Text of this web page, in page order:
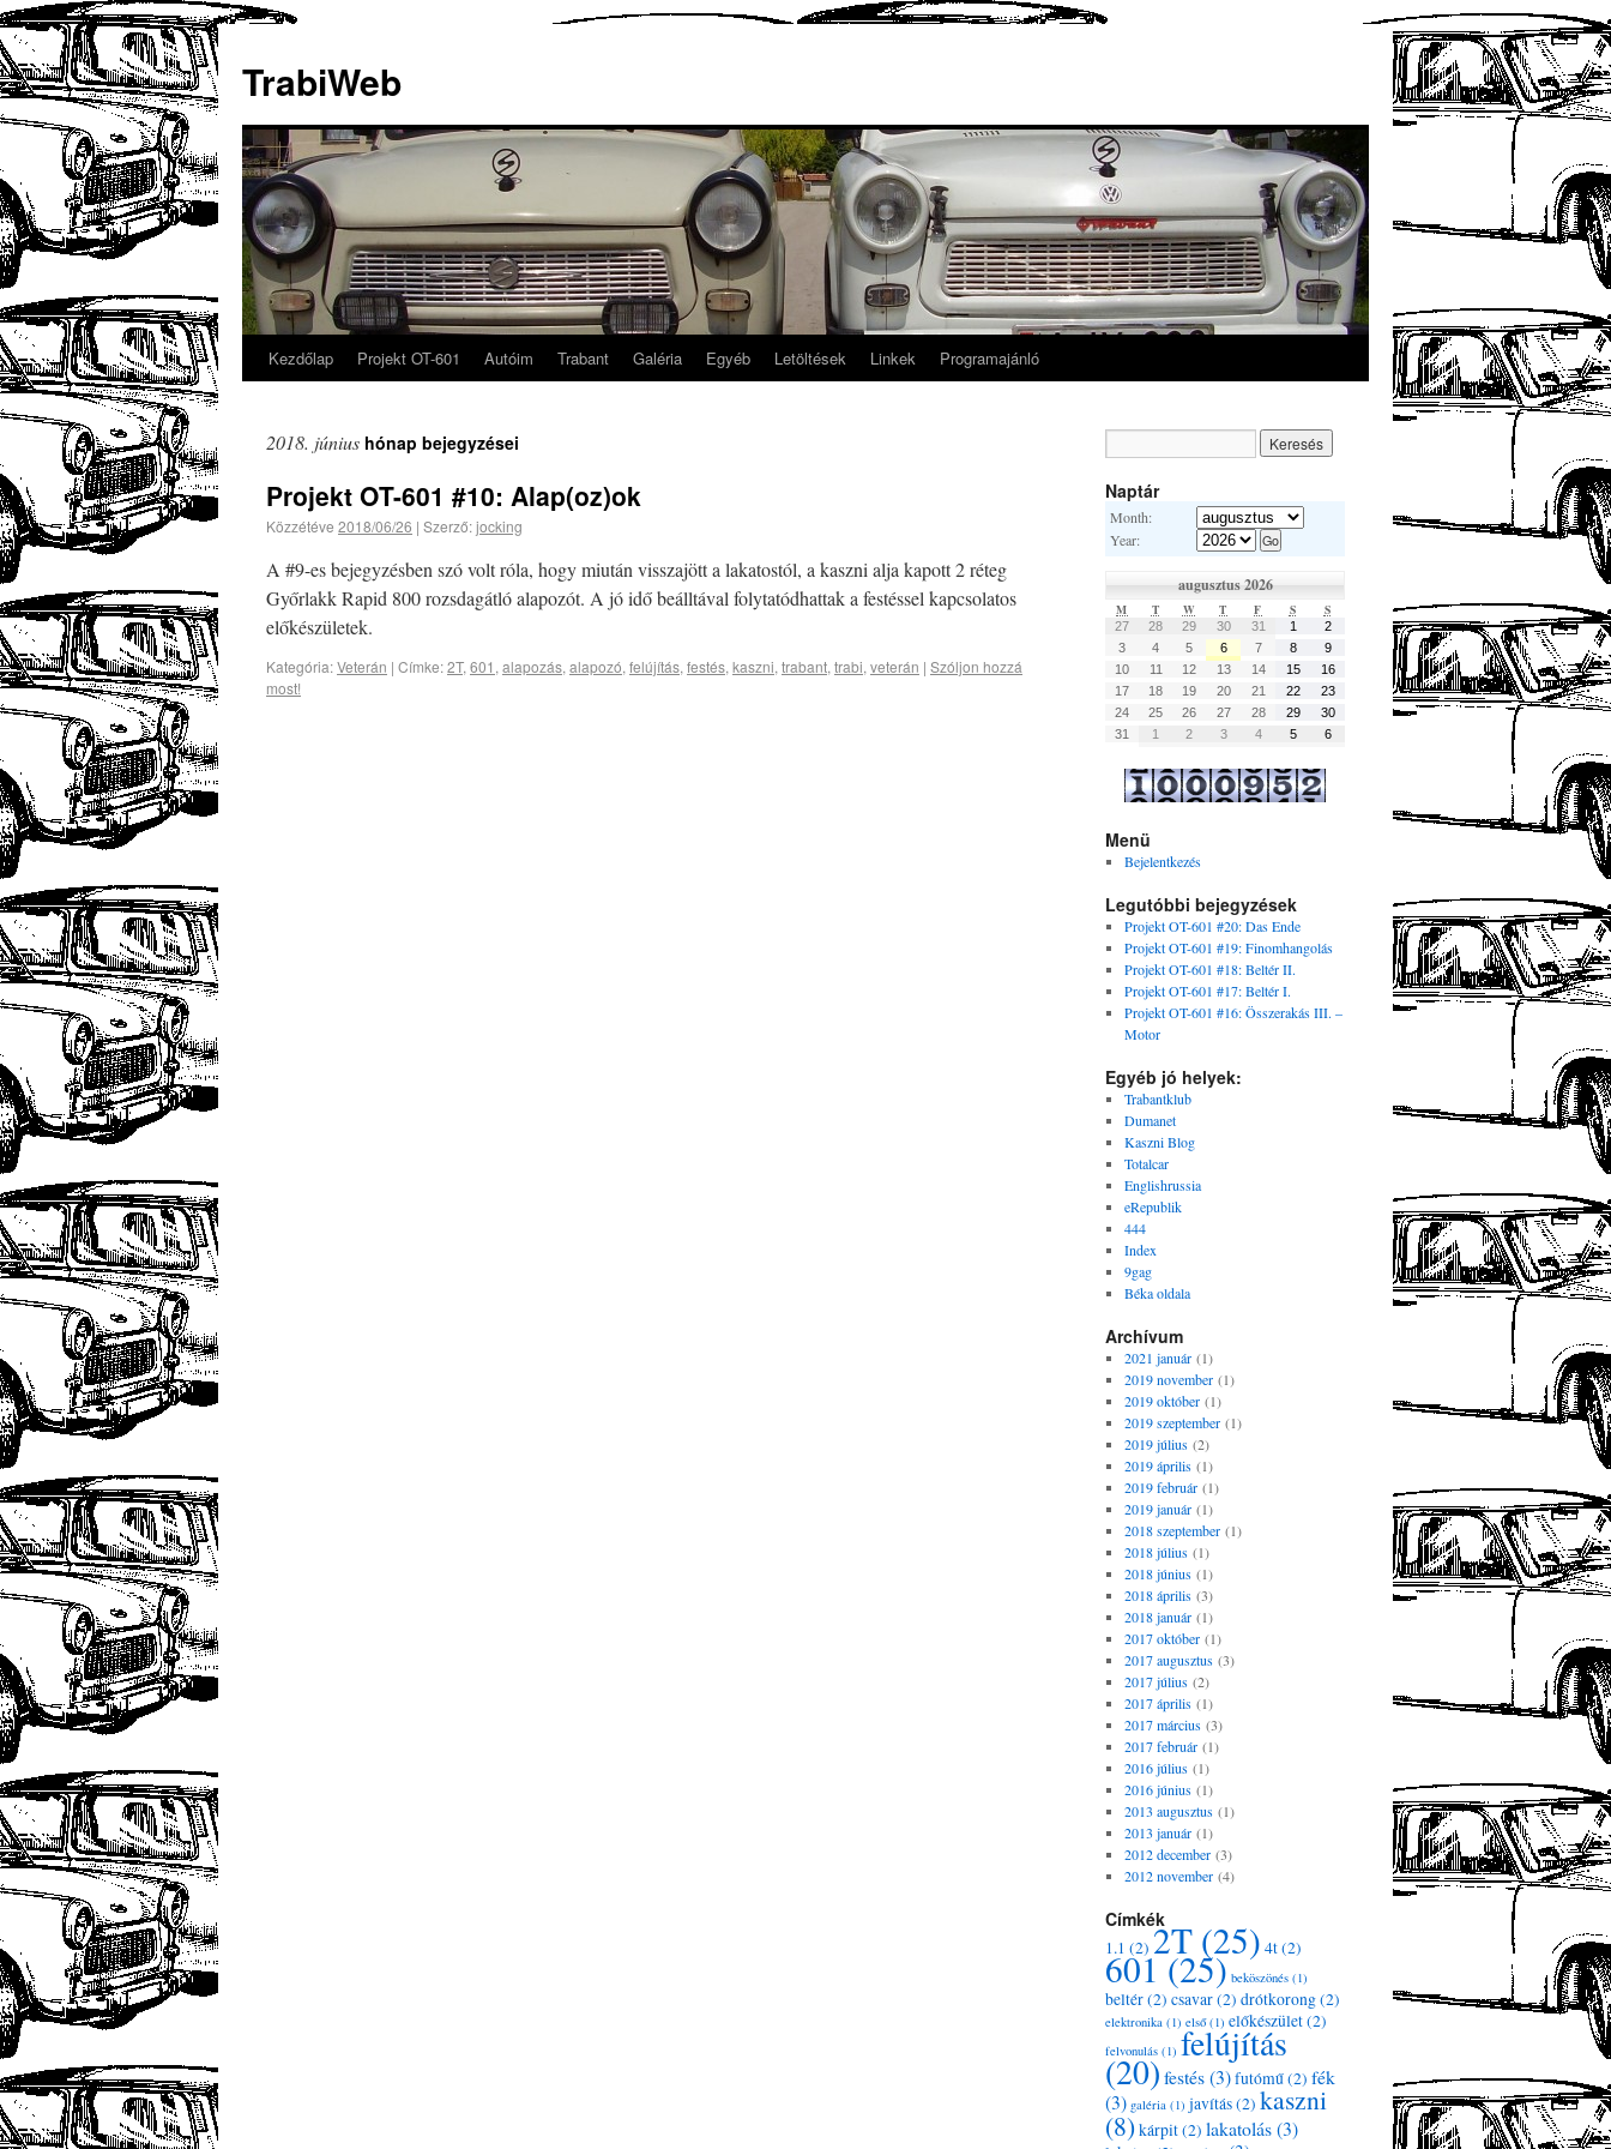
TrabiWeb
Kezdőlap Projekt OT-601 Autóim Trabant Galéria Egyéb Letöltések Linkek Programajánló
2018. június hónap bejegyzései
Projekt OT-601 #10: Alap(oz)ok
Közzétéve 2018/06/26 | Szerző:jocking
A #9-es bejegyzésben szó volt róla, hogy miután visszajött a lakatostól, a kaszni alja kapott 2 réteg
Győrlakk Rapid 800 rozsdagátló alapozót. A jó idő beálltával folytatódhattak a festéssel kapcsolatos
előkészületek.
Kategória:Veterán | Címke:2T, 601 , alapozás, alapozó, felújítás, festés, kaszni, trabant, trabi, veterán | Szóljon hozzá
most!
Naptár
Month:
Year:
augusztus 2026
M T W T F S S
27 28 29 30 31 1
2
3
4 5 6 7 8
9
10
11 12 13 14 15
16
17
18 19 20 21 22
23
24
25 26 27 28 29
30
31
1 2 3 4 5 6
Menü
Bejelentkezés
Legutóbbi bejegyzések
Projekt OT-601 #20: Das Ende
Projekt OT-601 #19: Finomhangolás
Projekt OT-601 #18: Beltér II.
Projekt OT-601 #17: Beltér I.
Projekt OT-601 #16: Összerakás III. –
Motor
Egyéb jó helyek:
Trabantklub
Dumanet
Kaszni Blog
Totalcar
Englishrussia
eRepublik
444
Index
9gag
Béka oldala
Archívum
2021 január(1)
2019 november(1)
2019 október(1)
2019 szeptember(1)
2019 július(2)
2019 április(1)
2019 február(1)
2019 január(1)
2018 szeptember(1)
2018 július(1)
2018 június(1)
2018 április(3)
2018 január(1)
2017 október(1)
2017 augusztus(3)
2017 július(2)
2017 április(1)
2017 március(3)
2017 február(1)
2016 július(1)
2016 június(1)
2013 augusztus(1)
2013 január(1)
2012 december(3)
2012 november(4)
Címkék
1.1 (2) 2T (25) 4t(2)
601(25) beköszönés (1)
beltér(2) csavar(2) drótkorong(2)
elektronika (1) első(1) előkészület(2)
felvonulás (1) felújítás
(20)festés(3)futómű(2) fék
(3) galéria (1) javítás(2) kaszni
(8)kárpit(2) lakatolás(3)